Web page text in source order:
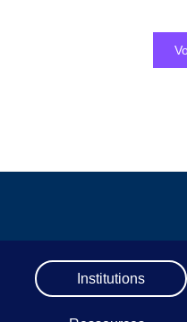
Institutions